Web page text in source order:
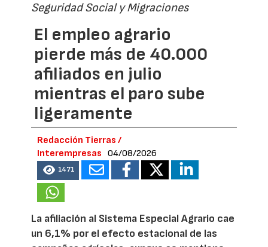
Seguridad Social y Migraciones
El empleo agrario
pierde más de 40.000
afiliados en julio
mientras el paro sube
ligeramente
Redacción Tierras /
Interempresas
04/08/2026
1471
La afiliación al Sistema Especial Agrario cae
un 6,1% por el efecto estacional de las